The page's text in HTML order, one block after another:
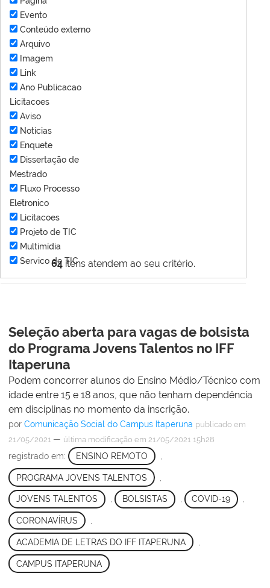
64 itens atendem ao seu critério.
Evento
Conteúdo externo
Arquivo
Imagem
Link
Ano Publicacao
Licitacoes
Aviso
Notícias
Enquete
Dissertação de
Mestrado
Fluxo Processo
Eletronico
Licitacoes
Projeto de TIC
Multimídia
Servico de TIC
Seleção aberta para vagas de bolsista
do Programa Jovens Talentos no IFF
Itaperuna
Podem concorrer alunos do Ensino Médio/Técnico com
idade entre 15 e 18 anos, que não tenham dependência
em disciplinas no momento da inscrição.
por Comunicação Social do Campus Itaperuna publicado em
21/05/2021 — última modificação em 21/05/2021 15h28
registrado em: ENSINO REMOTO
PROGRAMA JOVENS TALENTOS
JOVENS TALENTOS , BOLSISTAS , COVID-19 ,
CORONAVÍRUS
ACADEMIA DE LETRAS DO IFF ITAPERUNA
CAMPUS ITAPERUNA